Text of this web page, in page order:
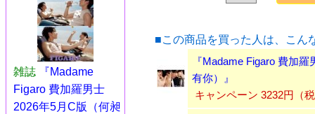
雑誌
『Madame
Figaro 費加羅男士
2026年5月C版（何昶
■この商品を買った人は、こん
『Madame Figaro 費加
有你）』
キャンペーン 3232円（